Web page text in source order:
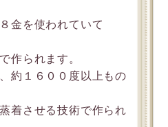
金を使われていて
作られます。
約１６００度以上もの
着させる技術で作られ